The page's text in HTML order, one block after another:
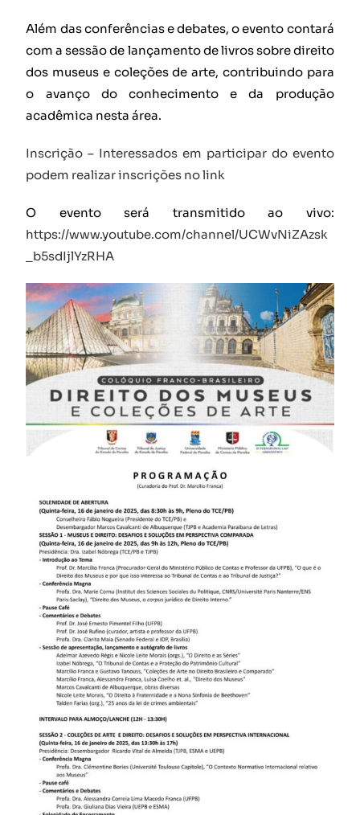
Além das conferências e debates, o evento contará
com a sessão de lançamento de livros sobre direito
dos museus e coleções de arte, contribuindo para
o avanço do conhecimento e da produção
acadêmica nesta área.
Inscrição – Interessados em participar do evento
podem realizar inscrições no link
O evento será transmitido ao vivo:
https://www.youtube.com/channel/UCWvNiZAzsk
_b5sdIjlYzRHA